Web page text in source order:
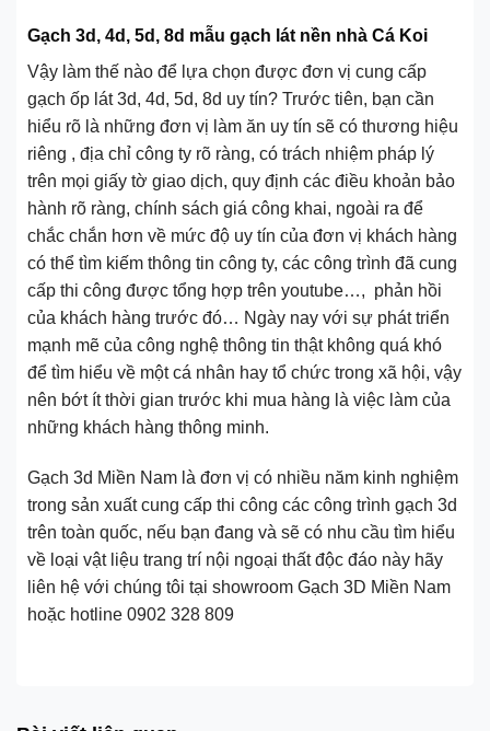
Gạch 3d, 4d, 5d, 8d mẫu gạch lát nền nhà Cá Koi
Vậy làm thế nào để lựa chọn được đơn vị cung cấp
gạch ốp lát 3d, 4d, 5d, 8d uy tín? Trước tiên, bạn cần
hiểu rõ là những đơn vị làm ăn uy tín sẽ có thương hiệu
riêng , địa chỉ công ty rõ ràng, có trách nhiệm pháp lý
trên mọi giấy tờ giao dịch, quy định các điều khoản bảo
hành rõ ràng, chính sách giá công khai, ngoài ra để
chắc chắn hơn về mức độ uy tín của đơn vị khách hàng
có thể tìm kiếm thông tin công ty, các công trình đã cung
cấp thi công được tổng hợp trên youtube…, phản hồi
của khách hàng trước đó… Ngày nay với sự phát triển
mạnh mẽ của công nghệ thông tin thật không quá khó
để tìm hiểu về một cá nhân hay tổ chức trong xã hội, vậy
nên bớt ít thời gian trước khi mua hàng là việc làm của
những khách hàng thông minh.
Gạch 3d Miền Nam là đơn vị có nhiều năm kinh nghiệm
trong sản xuất cung cấp thi công các công trình gạch 3d
trên toàn quốc, nếu bạn đang và sẽ có nhu cầu tìm hiểu
về loại vật liệu trang trí nội ngoại thất độc đáo này hãy
liên hệ với chúng tôi tại showroom Gạch 3D Miền Nam
hoặc hotline 0902 328 809